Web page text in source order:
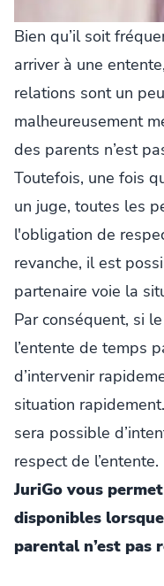
Bien qu’il soit
arriver à une
relations sont un
malheureusement
des parents n’est
Toutefois, une fois
un juge, toutes les
l'obligation de
revanche, il est
partenaire voie la
Par conséquent, si
l’entente de temps
d’intervenir
situation
sera possible
respect de l’entente.
JuriGo vous
disponibles
parental n’est pas